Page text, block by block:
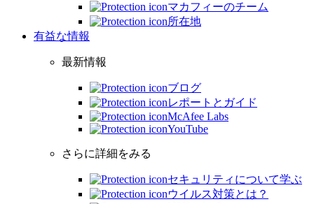
マカフィーのチーム
所在地
有益な情報
最新情報
ブログ
レポートとガイド
McAfee Labs
YouTube
さらに詳細をみる
セキュリティについて学ぶ
ウイルス対策とは？